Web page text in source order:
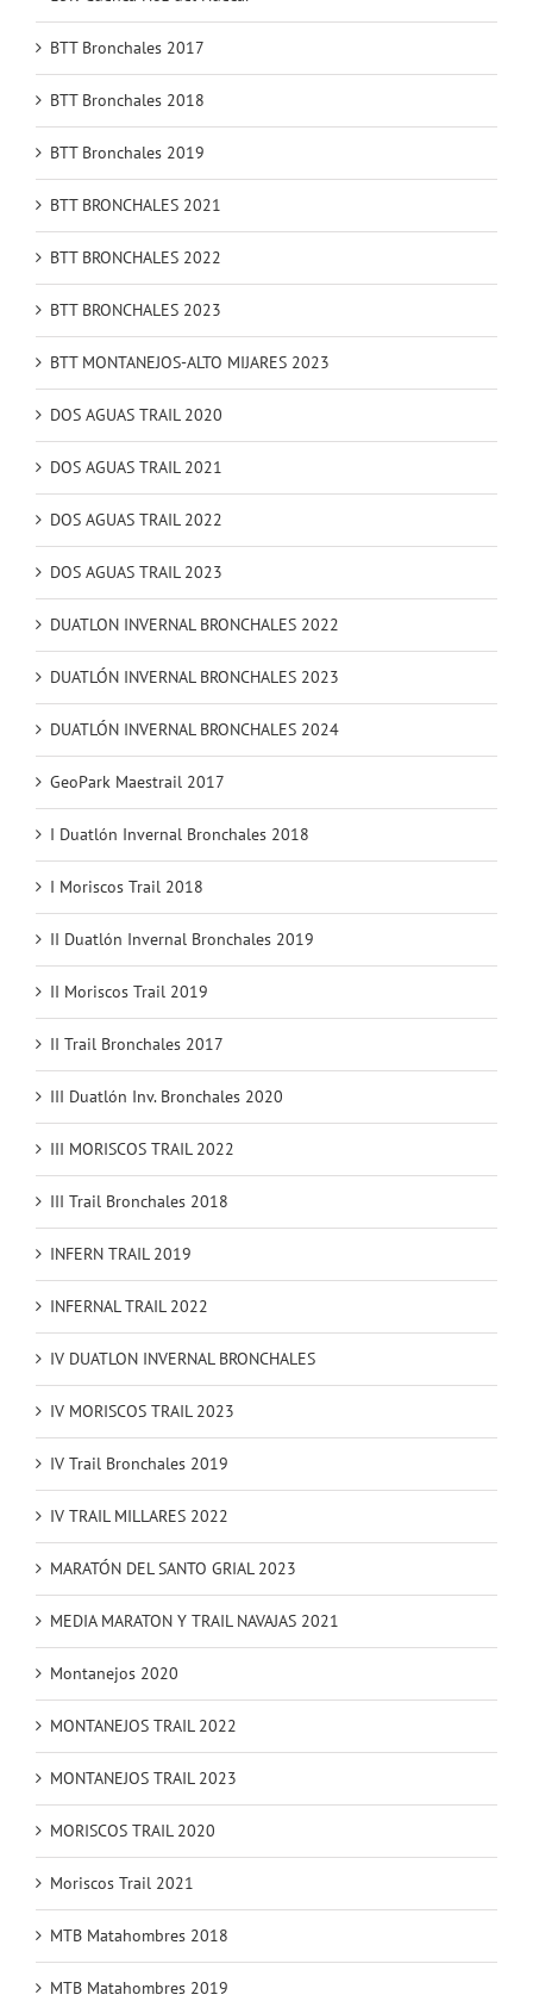
BTT Bronchales 2017
BTT Bronchales 2018
BTT Bronchales 2019
BTT BRONCHALES 2021
BTT BRONCHALES 2022
BTT BRONCHALES 2023
BTT MONTANEJOS-ALTO MIJARES 2023
DOS AGUAS TRAIL 2020
DOS AGUAS TRAIL 2021
DOS AGUAS TRAIL 2022
DOS AGUAS TRAIL 2023
DUATLON INVERNAL BRONCHALES 2022
DUATLÓN INVERNAL BRONCHALES 2023
DUATLÓN INVERNAL BRONCHALES 2024
GeoPark Maestrail 2017
I Duatlón Invernal Bronchales 2018
I Moriscos Trail 2018
II Duatlón Invernal Bronchales 2019
II Moriscos Trail 2019
II Trail Bronchales 2017
III Duatlón Inv. Bronchales 2020
III MORISCOS TRAIL 2022
III Trail Bronchales 2018
INFERN TRAIL 2019
INFERNAL TRAIL 2022
IV DUATLON INVERNAL BRONCHALES
IV MORISCOS TRAIL 2023
IV Trail Bronchales 2019
IV TRAIL MILLARES 2022
MARATÓN DEL SANTO GRIAL 2023
MEDIA MARATON Y TRAIL NAVAJAS 2021
Montanejos 2020
MONTANEJOS TRAIL 2022
MONTANEJOS TRAIL 2023
MORISCOS TRAIL 2020
Moriscos Trail 2021
MTB Matahombres 2018
MTB Matahombres 2019